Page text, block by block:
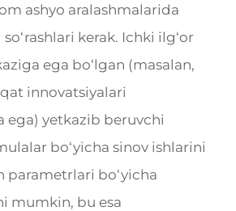
ashyo aralashmalarida
kerak. Ichki ilg‘or
ega bo‘lgan (masalan,
innovatsiyalari
ega) yetkazib beruvchi
bo‘yicha sinov ishlarini
parametrlari bo‘yicha
mumkin, bu esa